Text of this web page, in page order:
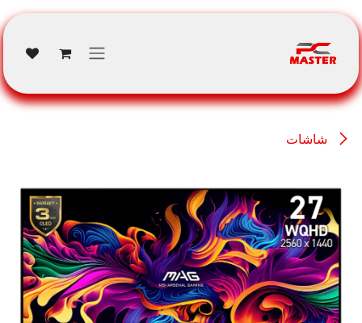
تخطي للذهاب إلى المحتوى
شاشات